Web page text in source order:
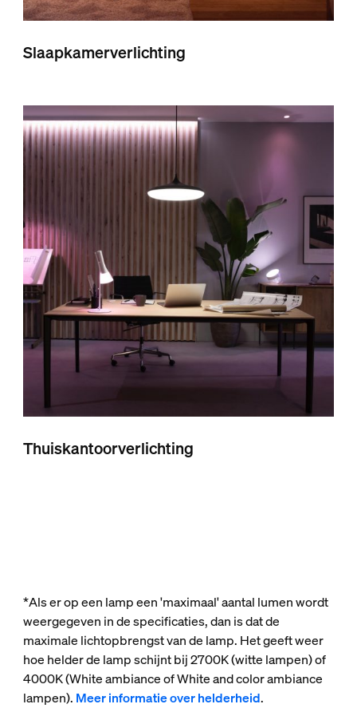
Slaapkamerverlichting
Thuiskantoorverlichting
*Als er op een lamp een 'maximaal' aantal lumen wordt
weergegeven in de specificaties, dan is dat de
maximale lichtopbrengst van de lamp. Het geeft weer
hoe helder de lamp schijnt bij 2700K (witte lampen) of
4000K (White ambiance of White and color ambiance
lampen). Meer informatie over helderheid.